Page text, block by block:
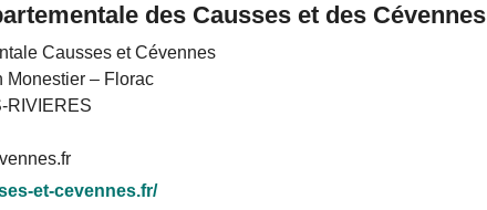
des Causses et des Cévennes
Causses et Cévennes
Monestier – Florac
RIVIERES
et-cevennes.fr/